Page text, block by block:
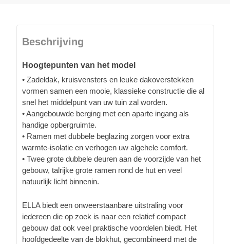
Beschrijving
Hoogtepunten van het model
• Zadeldak, kruisvensters en leuke dakoverstekken
vormen samen een mooie, klassieke constructie die al
snel het middelpunt van uw tuin zal worden.
• Aangebouwde berging met een aparte ingang als
handige opbergruimte.
• Ramen met dubbele beglazing zorgen voor extra
warmte-isolatie en verhogen uw algehele comfort.
• Twee grote dubbele deuren aan de voorzijde van het
gebouw, talrijke grote ramen rond de hut en veel
natuurlijk licht binnenin.
ELLA biedt een onweerstaanbare uitstraling voor
iedereen die op zoek is naar een relatief compact
gebouw dat ook veel praktische voordelen biedt. Het
hoofdgedeelte van de blokhut, gecombineerd met de